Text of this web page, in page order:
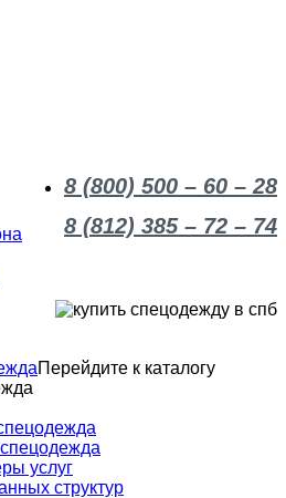
8 (800) 500 – 60 – 28
8 (812) 385 – 72 – 74
Перейдите к каталогу
услуг
структур